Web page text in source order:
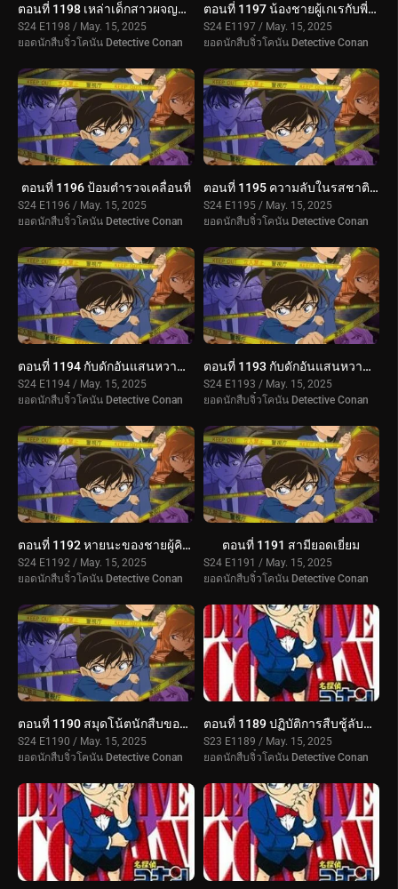
ตอนที่ 1198 เหล่าเด็กสาวผจญปริศนา 3
S24 E1198 / May. 15, 2025
ยอดนักสืบจิ๋วโคนัน Detective Conan
ตอนที่ 1197 น้องชายผู้เกเรกับพี่สาวผู้เดือดร้อน
S24 E1197 / May. 15, 2025
ยอดนักสืบจิ๋วโคนัน Detective Conan
ตอนที่ 1196 ป้อมตำรวจเคลื่อนที่
S24 E1196 / May. 15, 2025
ยอดนักสืบจิ๋วโคนัน Detective Conan
ตอนที่ 1195 ความลับในรสชาติที่เปลี่ยนไปของร้านดัง
S24 E1195 / May. 15, 2025
ยอดนักสืบจิ๋วโคนัน Detective Conan
ตอนที่ 1194 กับดักอันแสนหวานของโอโอกะ โมมิจิ (ตอนจบ)
S24 E1194 / May. 15, 2025
ยอดนักสืบจิ๋วโคนัน Detective Conan
ตอนที่ 1193 กับดักอันแสนหวานของโอโอกะ โมมิจิ (ตอนแรก)
S24 E1193 / May. 15, 2025
ยอดนักสืบจิ๋วโคนัน Detective Conan
ตอนที่ 1192 หายนะของชายผู้คิดบวก
S24 E1192 / May. 15, 2025
ยอดนักสืบจิ๋วโคนัน Detective Conan
ตอนที่ 1191 สามียอดเยี่ยม
S24 E1191 / May. 15, 2025
ยอดนักสืบจิ๋วโคนัน Detective Conan
ตอนที่ 1190 สมุดโน้ตนักสืบของสึบุรายะ มิตสึฮิโกะ 3
S24 E1190 / May. 15, 2025
ยอดนักสืบจิ๋วโคนัน Detective Conan
ตอนที่ 1189 ปฏิบัติการสืบชู้ลับสลับ 3 คู่ (ตอนจบ)
S23 E1189 / May. 15, 2025
ยอดนักสืบจิ๋วโคนัน Detective Conan